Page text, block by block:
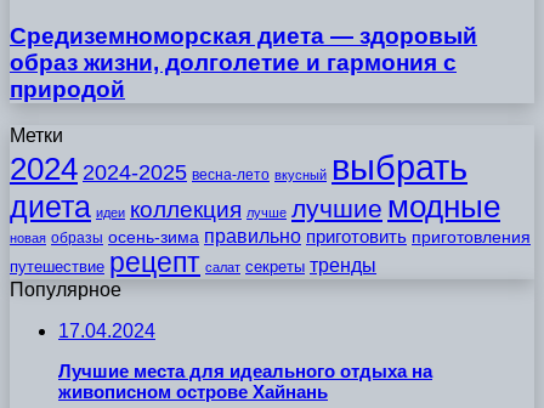
Средиземноморская диета — здоровый
образ жизни, долголетие и гармония с
природой
Метки
2024 2024-2025 весна-лето вкусный выбрать
диета идеи коллекция лучше лучшие модные
новая образы осень-зима правильно приготовить приготовления
путешествие рецепт салат секреты тренды
Популярное
17.04.2024
Лучшие места для идеального отдыха на
живописном острове Хайнань